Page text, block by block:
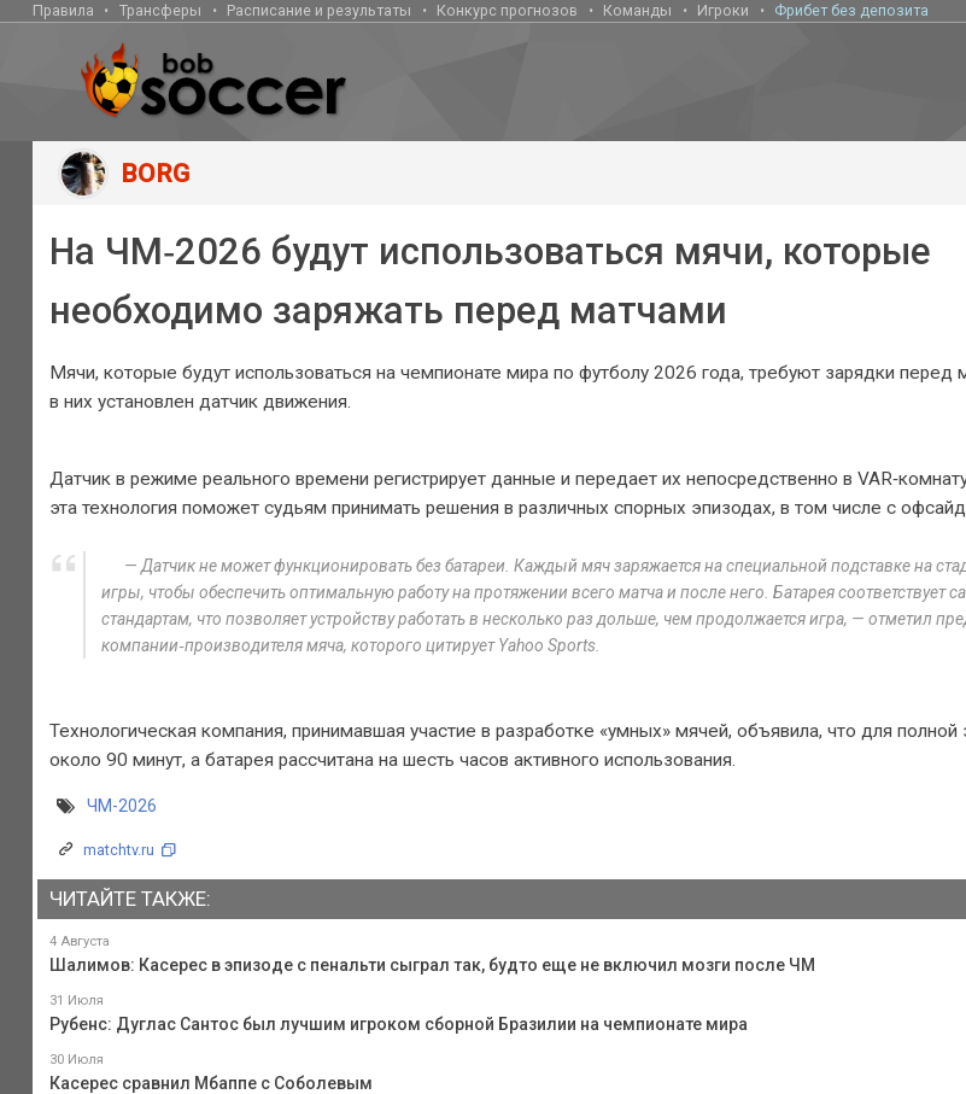
Правила Трансферы Расписание и результаты Конкурс прогнозов Команды Игроки Фрибет без депозита
BORG
На ЧМ‑2026 будут использоваться мячи, которые
необходимо заряжать перед матчами
Мячи, которые будут использоваться на чемпионате мира по футболу 2026 года, требуют зарядки перед
в них установлен датчик движения.
Датчик в режиме реального времени регистрирует данные и передает их непосредственно в
эта технология поможет судьям принимать решения в различных спорных эпизодах, в том числе с
— Датчик не может функционировать без батареи. Каждый мяч заряжается на специальной подставке на
игры, чтобы обеспечить оптимальную работу на протяжении всего матча и после него. Батарея
стандартам, что позволяет устройству работать в несколько раз дольше, чем продолжается игра, — отметил
компании‑производителя мяча, которого цитирует Yahoo Sports.
Технологическая компания, принимавшая участие в разработке «умных» мячей, объявила, что для полной
около 90 минут, а батарея рассчитана на шесть часов активного использования.
ЧМ-2026
matchtv.ru
ЧИТАЙТЕ ТАКЖЕ:
4 Августа
Шалимов: Касерес в эпизоде с пенальти сыграл так, будто еще не включил мозги после ЧМ
31 Июля
Рубенс: Дуглас Сантос был лучшим игроком сборной Бразилии на чемпионате мира
30 Июля
Касерес сравнил Мбаппе с Соболевым